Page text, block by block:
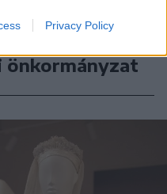
Privacy Policy
önkormányzat